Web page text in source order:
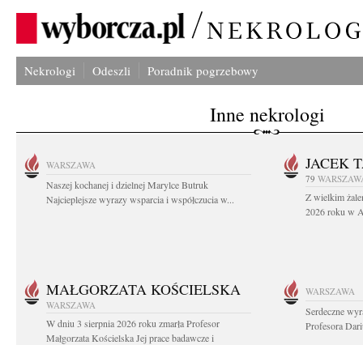
Nekrologi Odeszli Poradnik pogrzebowy
Inne nekrologi
WARSZAWA
Naszej kochanej i dzielnej Marylce Butruk
Najcieplejsze wyrazy wsparcia i współczucia w...
JACEK
79
Z wielkim
2026 roku w
MAŁGORZATA KOŚCIELSKA
WARSZAWA
W dniu 3 sierpnia 2026 roku zmarła Profesor
Małgorzata Kościelska Jej prace badawcze i
WARSZAWA
Serdeczne
Profesora